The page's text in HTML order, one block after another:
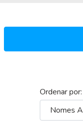
Ordenar por: